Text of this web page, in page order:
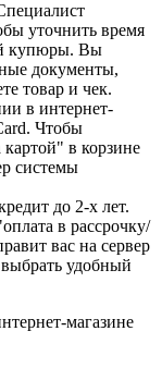
уточнить время
купюры. Вы
документы,
товар и чек.
в интернет-
Чтобы
в корзине
системы
до 2-х лет.
в рассрочку/
вас на сервер
удобный
магазине